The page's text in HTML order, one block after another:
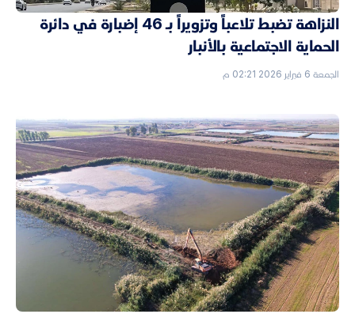
النزاهة تضبط تلاعباً وتزويراً بـ 46 إضبارة في دائرة
الحماية الاجتماعية بالأنبار
الجمعة 6 فبراير 2026 02:21 م